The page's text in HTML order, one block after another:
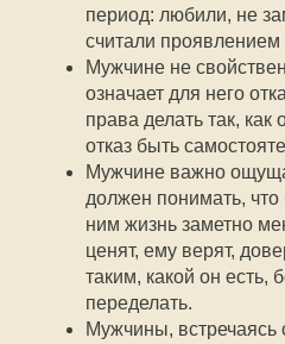
период: любили, не
считали
Мужчине не
означает для него
права делать так, как
отказ быть
Мужчине важно
должен понимать, что
ним жизнь заметно
ценят, ему верят,
таким, какой он есть,
переделать.
Мужчины, встречаясь